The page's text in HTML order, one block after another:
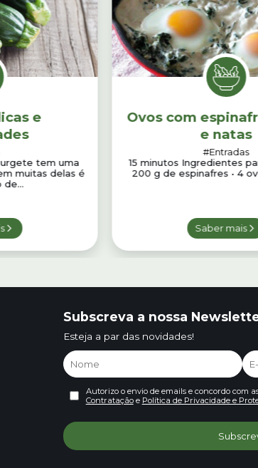
e
tem uma
muitas delas é
de...
Ovos com
e natas
#Entradas
15 minutos Ingredientes
200 g de espinafres • 4
Saber mais
Subscreva a nossa
Esteja a par das novidades!
Autorizo o envio de emails e concordo com
Contrataçãoe Política de Privacidade e